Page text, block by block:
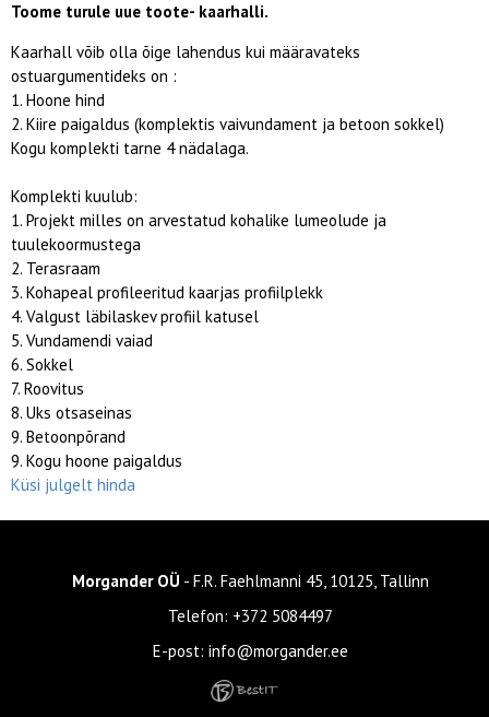
Toome turule uue toote- kaarhalli.
Kaarhall võib olla õige lahendus kui määravateks
ostuargumentideks on :
1. Hoone hind
2. Kiire paigaldus (komplektis vaivundament ja betoon sokkel)
Kogu komplekti tarne 4 nädalaga.
Komplekti kuulub:
1. Projekt milles on arvestatud kohalike lumeolude ja
tuulekoormustega
2. Terasraam
3. Kohapeal profileeritud kaarjas profiilplekk
4. Valgust läbilaskev profiil katusel
5. Vundamendi vaiad
6. Sokkel
7. Roovitus
8. Uks otsaseinas
9. Betoonpõrand
9. Kogu hoone paigaldus
Küsi julgelt hinda
Morgander OÜ - F.R. Faehlmanni 45, 10125, Tallinn
Telefon: +372 5084497
E-post: info@morgander.ee